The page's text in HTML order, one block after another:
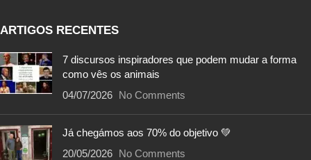
ARTIGOS RECENTES
7 discursos inspiradores que podem mudar a forma
como vês os animais
04/07/2026 No Comments
Já chegámos aos 70% do objetivo 💚
20/05/2026 No Comments